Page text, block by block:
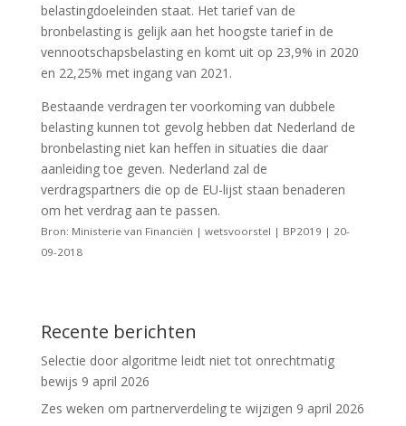
belastingdoeleinden staat. Het tarief van de
bronbelasting is gelijk aan het hoogste tarief in de
vennootschapsbelasting en komt uit op 23,9% in 2020
en 22,25% met ingang van 2021.
Bestaande verdragen ter voorkoming van dubbele
belasting kunnen tot gevolg hebben dat Nederland de
bronbelasting niet kan heffen in situaties die daar
aanleiding toe geven. Nederland zal de
verdragspartners die op de EU-lijst staan benaderen
om het verdrag aan te passen.
Bron: Ministerie van Financiën | wetsvoorstel | BP2019 | 20-
09-2018
Recente berichten
Selectie door algoritme leidt niet tot onrechtmatig
bewijs 9 april 2026
Zes weken om partnerverdeling te wijzigen 9 april 2026